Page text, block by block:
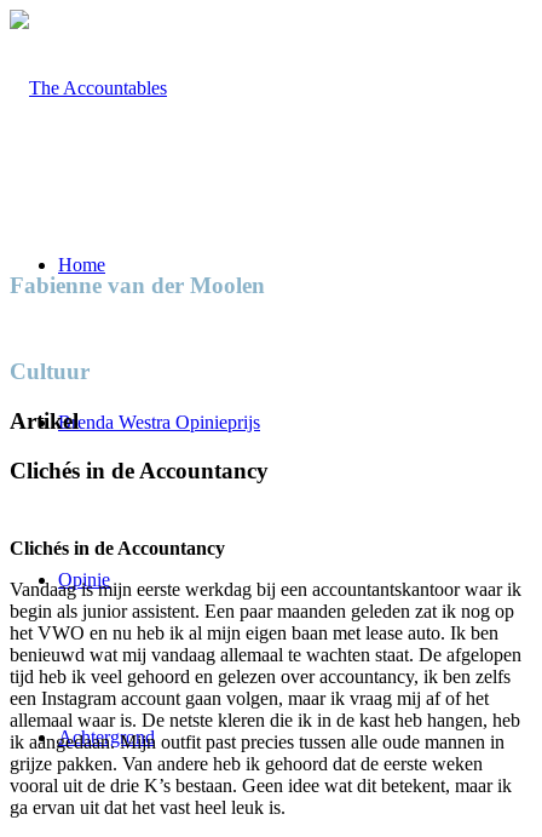
Home
Brenda Westra Opinieprijs
Opinie
Achtergrond
Fabienne van der Moolen
Cultuur
Artikel
Clichés in de Accountancy
Clichés in de Accountancy
Vandaag is mijn eerste werkdag bij een accountantskantoor waar ik
begin als junior assistent. Een paar maanden geleden zat ik nog op
het VWO en nu heb ik al mijn eigen baan met lease auto. Ik ben
benieuwd wat mij vandaag allemaal te wachten staat. De afgelopen
tijd heb ik veel gehoord en gelezen over accountancy, ik ben zelfs
een Instagram account gaan volgen, maar ik vraag mij af of het
allemaal waar is. De netste kleren die ik in de kast heb hangen, heb
ik aangedaan. Mijn outfit past precies tussen alle oude mannen in
grijze pakken. Van andere heb ik gehoord dat de eerste weken
vooral uit de drie K’s bestaan. Geen idee wat dit betekent, maar ik
ga ervan uit dat het vast heel leuk is.